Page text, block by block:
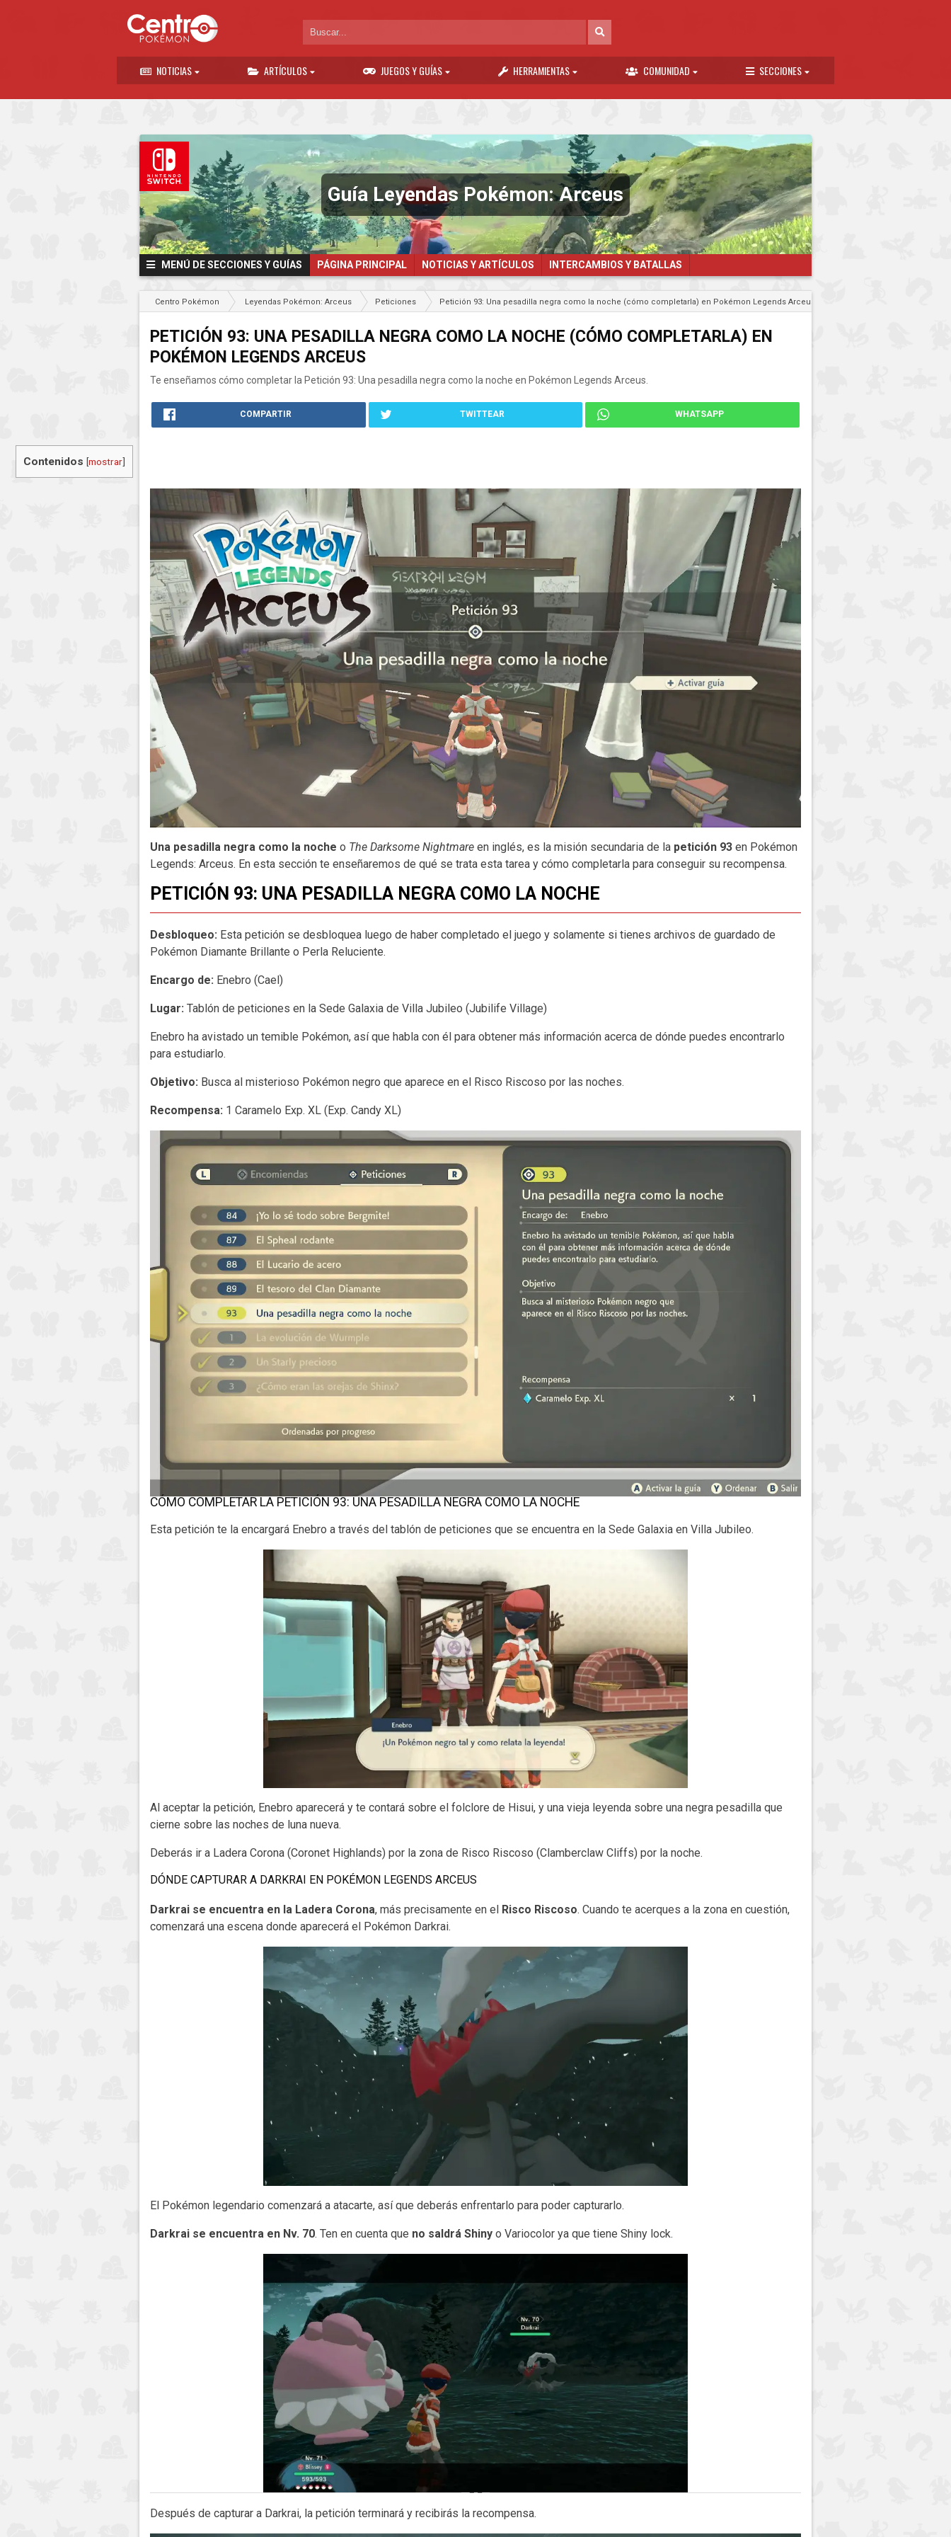
NOTICIAS ARTÍCULOS JUEGOS Y GUÍAS HERRAMIENTAS COMUNIDAD SECCIONES
Guía Leyendas Pokémon: Arceus
MENÚ DE SECCIONES Y GUÍAS PÁGINA PRINCIPAL NOTICIAS Y ARTÍCULOS INTERCAMBIOS Y BATALLAS
Centro Pokémon Leyendas Pokémon: Arceus Peticiones Petición 93: Una pesadilla negra como la noche (cómo completarla) en Pokémon Legends Arceus
PETICIÓN 93: UNA PESADILLA NEGRA COMO LA NOCHE (CÓMO COMPLETARLA) EN
POKÉMON LEGENDS ARCEUS
Te enseñamos cómo completar la Petición 93: Una pesadilla negra como la noche en Pokémon Legends Arceus.
COMPARTIR TWITTEAR WHATSAPP
Contenidos [mostrar]
Una pesadilla negra como la noche o The Darksome Nightmare en inglés, es la misión secundaria de la petición 93 en Pokémon
Legends: Arceus. En esta sección te enseñaremos de qué se trata esta tarea y cómo completarla para conseguir su recompensa.
PETICIÓN 93: UNA PESADILLA NEGRA COMO LA NOCHE
Desbloqueo: Esta petición se desbloquea luego de haber completado el juego y solamente si tienes archivos de guardado de
Pokémon Diamante Brillante o Perla Reluciente.
Encargo de: Enebro (Cael)
Lugar: Tablón de peticiones en la Sede Galaxia de Villa Jubileo (Jubilife Village)
Enebro ha avistado un temible Pokémon, así que habla con él para obtener más información acerca de dónde puedes encontrarlo
para estudiarlo.
Objetivo: Busca al misterioso Pokémon negro que aparece en el Risco Riscoso por las noches.
Recompensa: 1 Caramelo Exp. XL (Exp. Candy XL)
CÓMO COMPLETAR LA PETICIÓN 93: UNA PESADILLA NEGRA COMO LA NOCHE
Esta petición te la encargará Enebro a través del tablón de peticiones que se encuentra en la Sede Galaxia en Villa Jubileo.
Al aceptar la petición, Enebro aparecerá y te contará sobre el folclore de Hisui, y una vieja leyenda sobre una negra pesadilla que
cierne sobre las noches de luna nueva.
Deberás ir a Ladera Corona (Coronet Highlands) por la zona de Risco Riscoso (Clamberclaw Cliffs) por la noche.
DÓNDE CAPTURAR A DARKRAI EN POKÉMON LEGENDS ARCEUS
Darkrai se encuentra en la Ladera Corona, más precisamente en el Risco Riscoso. Cuando te acerques a la zona en cuestión,
comenzará una escena donde aparecerá el Pokémon Darkrai.
El Pokémon legendario comenzará a atacarte, así que deberás enfrentarlo para poder capturarlo.
Darkrai se encuentra en Nv. 70. Ten en cuenta que no saldrá Shiny o Variocolor ya que tiene Shiny lock.
Después de capturar a Darkrai, la petición terminará y recibirás la recompensa.